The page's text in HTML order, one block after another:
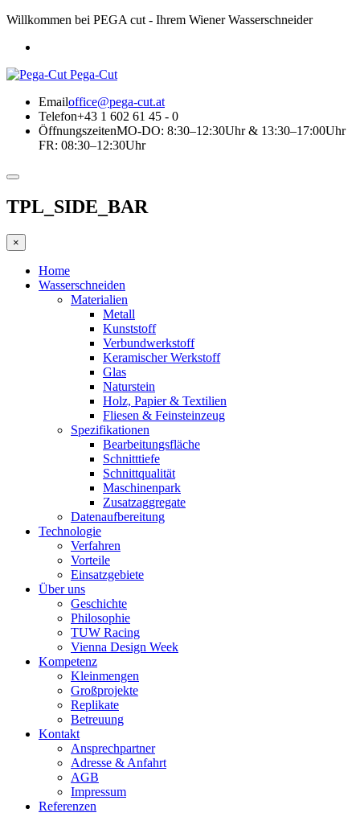
Willkommen bei PEGA cut - Ihrem Wiener Wasserschneider
Pega-Cut
Emailoffice@pega-cut.at
Telefon+43 1 602 61 45 - 0
ÖffnungszeitenMO-DO: 8:30–12:30Uhr & 13:30–17:00Uhr
FR: 08:30–12:30Uhr
TPL_SIDE_BAR
×
Home
Wasserschneiden
Materialien
Metall
Kunststoff
Verbundwerkstoff
Keramischer Werkstoff
Glas
Naturstein
Holz, Papier & Textilien
Fliesen & Feinsteinzeug
Spezifikationen
Bearbeitungsfläche
Schnitttiefe
Schnittqualität
Maschinenpark
Zusatzaggregate
Datenaufbereitung
Technologie
Verfahren
Vorteile
Einsatzgebiete
Über uns
Geschichte
Philosophie
TUW Racing
Vienna Design Week
Kompetenz
Kleinmengen
Großprojekte
Replikate
Betreuung
Kontakt
Ansprechpartner
Adresse & Anfahrt
AGB
Impressum
Referenzen